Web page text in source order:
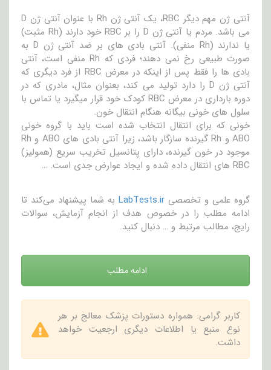
آنتی ژن مهم دیگر RBC، یک آنتی ژن Rh با عنوان آنتی ژن D
می باشد. مردم یا آنتی ژن D را بر RBC خود دارند (Rh مثبت)
یا ندارند (Rh منفی). آنتی بادی های بر ضد آنتی ژن D به
صورت طبیعی رخ نمی دهند؛ فردی که Rh منفی است، آنتی
بادی ها را فقط پس از اینکه در معرض RBC از فرد دیگری که
آنتی ژن D را دارد تولید می کند، بعنوان مثال، مادری که در
دوره بارداری در معرض RBC کودک خود قرار میگیرد یا تماس با
سلول های خونی بیگانه هنگام انتقال خون.
خونی که برای انتقال انتخاب شده است باید با گروه خونی
ABO و Rh گیرنده سازگار باشد، زیرا آنتی بادی های ABO و Rh
موجود در خون گیرنده، دارای پتانسیل تخریب سریع (همولیز)
RBC های انتقال داده شده و ایجاد عوارض جدی است. …
گروه علمی و تخصصی LabTests.ir به شما پیشنهاد می‌کند تا
ادامه مطلب را در خصوص هدف از انجام آزمایش، سوالات
رایج، مطالب مرتبط و … دنبال کنید.
ادامه مطلب
کاربر گرامی: همواره دستورات پزشک معالج بر هر
نوع منبع یا اطلاعات دیگری ارجعیت خواهد
داشت.